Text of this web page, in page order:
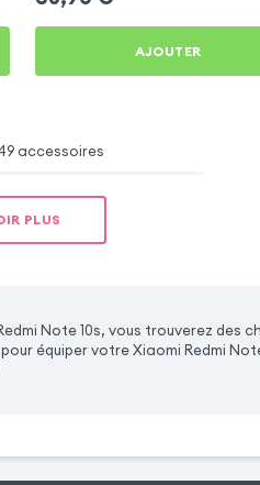
AJOUTER
accessoires
PLUS
Note 10s, vous trouverez des
équiper votre Xiaomi Redmi